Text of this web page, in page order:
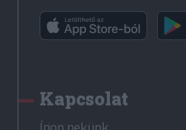
Kapcsolat
Írjon nekünk